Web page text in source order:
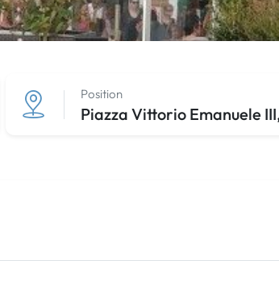
Position
Piazza Vittorio Emanuele